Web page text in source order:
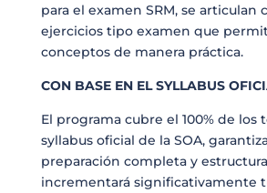
para el examen SRM, se articulan
ejercicios tipo examen que
conceptos de manera práctica.
CON BASE EN EL SYLLABUS
El programa cubre el 100% de los
syllabus oficial de la SOA,
preparación completa y
incrementará significativamente